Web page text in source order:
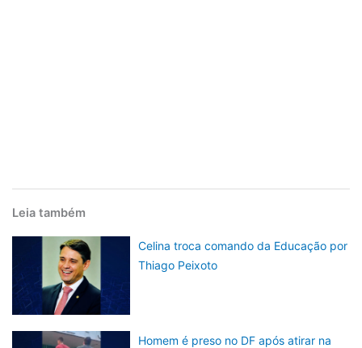
Leia também
Celina troca comando da Educação por
Thiago Peixoto
Homem é preso no DF após atirar na